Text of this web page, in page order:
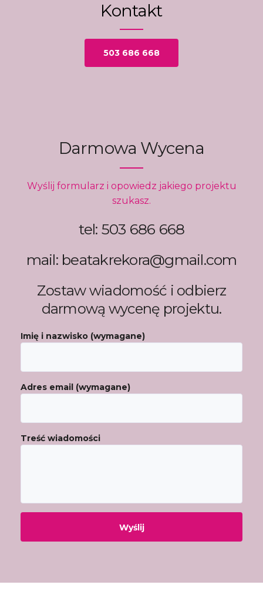
Kontakt
503 686 668
Darmowa Wycena
Wyślij formularz i opowiedz jakiego projektu
szukasz.
tel: 503 686 668
mail: beatakrekora@gmail.com
Zostaw wiadomość i odbierz
darmową wycenę projektu.
Imię i nazwisko (wymagane)
Adres email (wymagane)
Treść wiadomości